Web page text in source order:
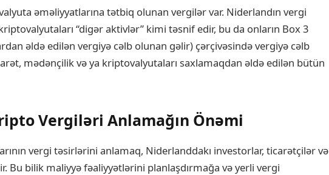
əməliyyatlarına tətbiq olunan vergilər var. Niderlandın vergi
“digər aktivlər” kimi təsnif edir, bu da onların Box 3
əldə edilən vergiyə cəlb olunan gəlir) çərçivəsində vergiyə cəlb
mədənçilik və ya kriptovalyutaları saxlamaqdan əldə edilən bütün
Vergiləri Anlamağın Önəmi
vergi təsirlərini anlamaq, Niderlanddakı investorlar, ticarətçilər və
Bu bilik maliyyə fəaliyyətlərini planlaşdırmağa və yerli vergi